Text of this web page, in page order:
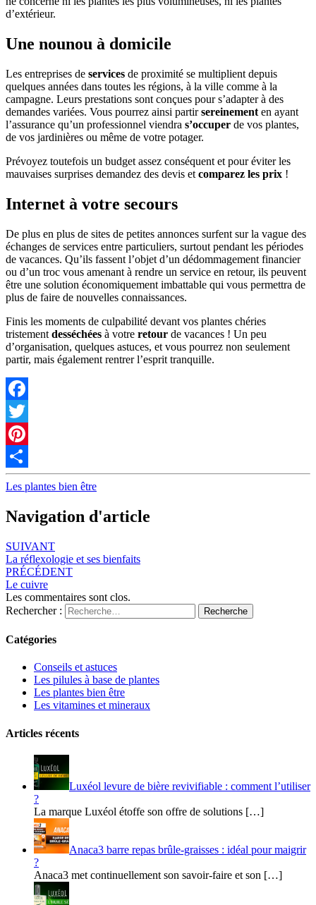
d’extérieur.
Une nounou à domicile
Les entreprises de services de proximité se multiplient depuis
quelques années dans toutes les régions, à la ville comme à la
campagne. Leurs prestations sont conçues pour s’adapter à des
demandes variées. Vous pourrez ainsi partirsereinement en ayant
l’assurance qu’un professionnel viendra s’occuper de vos plantes,
de vos jardinières ou même de votre potager.
Prévoyez toutefois un budget assez conséquent et pour éviter les
mauvaises surprises demandez des devis et comparez les prix !
Internet à votre secours
De plus en plus de sites de petites annonces surfent sur la vague des
échanges de services entre particuliers, surtout pendant les périodes
de vacances. Qu’ils fassent l’objet d’un dédommagement financier
ou d’un troc vous amenant à rendre un service en retour, ils peuvent
être une solution économiquement imbattable qui vous permettra de
plus de faire de nouvelles connaissances.
Finis les moments de culpabilité devant vos plantes chéries
tristement desséchées à votre retour de vacances ! Un peu
d’organisation, quelques astuces, et vous pourrez non seulement
partir, mais également rentrer l’esprit tranquille.
Facebook
Twitter
Pinterest
Partager
Les plantes bien être
Navigation d'article
SUIVANT
La réflexologie et ses bienfaits
PRÉCÉDENT
Le cuivre
Les commentaires sont clos.
Rechercher :
Recherche
Catégories
Conseils et astuces
Les pilules à base de plantes
Les plantes bien être
Les vitamines et mineraux
Articles récents
Luxéol levure de bière revivifiable : comment l’utiliser
?
La marque Luxéol étoffe son offre de solutions […]
Anaca3 barre repas brûle-graisses : idéal pour maigrir
?
Anaca3 met continuellement son savoir-faire et son […]